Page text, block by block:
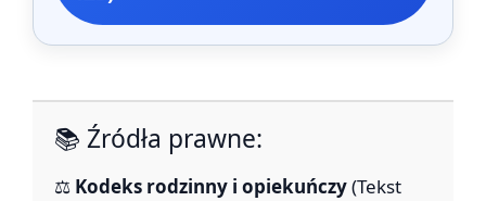
📚 Źródła prawne:
⚖️ Kodeks rodzinny i opiekuńczy(Tekst